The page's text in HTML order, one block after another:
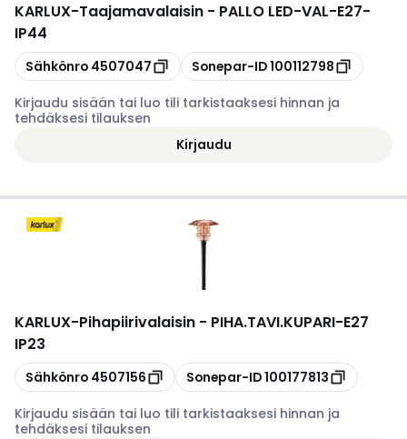
KARLUX-Taajamavalaisin - PALLO LED-VAL-E27-
IP44
Kopioi
Sähkönro 4507047 Kopioi
Sonepar-ID100112798
Kirjaudu sisään tai luo tili tarkistaaksesi hinnan ja
tehdäksesi tilauksen
Kirjaudu
KARLUX-Pihapiirivalaisin - PIHA.TAVI.KUPARI-E27
IP23
Kopioi
Sähkönro 4507156 Kopioi
Sonepar-ID100177813
Kirjaudu sisään tai luo tili tarkistaaksesi hinnan ja
tehdäksesi tilauksen